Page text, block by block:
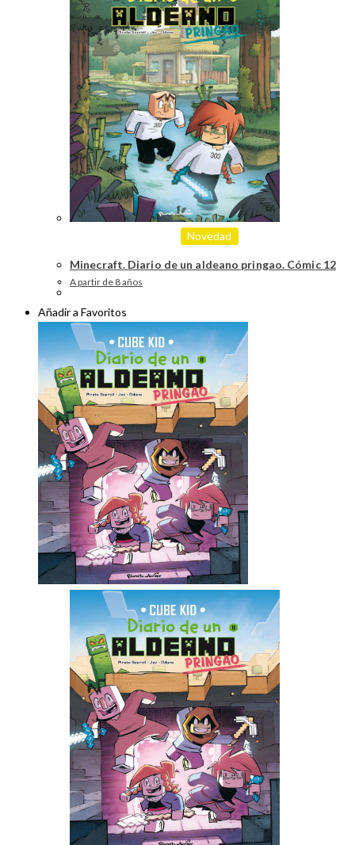
Novedad
Minecraft. Diario de un aldeano pringao. Cómic 12
A partir de 8 años
Añadir a Favoritos